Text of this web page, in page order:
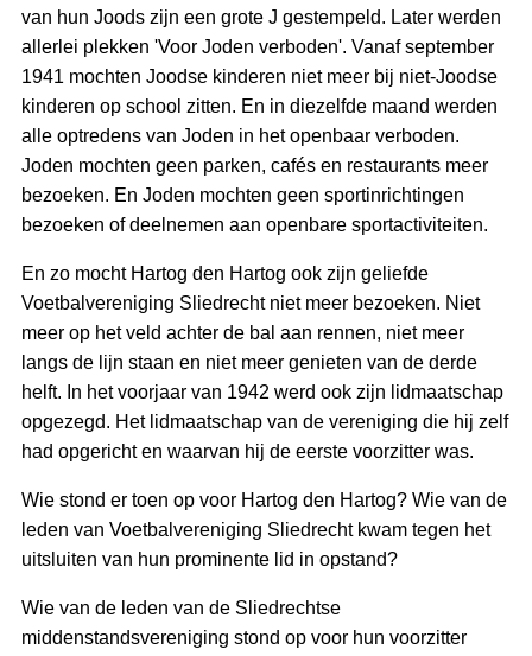
van hun Joods zijn een grote J gestempeld. Later werden
allerlei plekken 'Voor Joden verboden'. Vanaf september
1941 mochten Joodse kinderen niet meer bij niet-Joodse
kinderen op school zitten. En in diezelfde maand werden
alle optredens van Joden in het openbaar verboden.
Joden mochten geen parken, cafés en restaurants meer
bezoeken. En Joden mochten geen sportinrichtingen
bezoeken of deelnemen aan openbare sportactiviteiten.
En zo mocht Hartog den Hartog ook zijn geliefde
Voetbalvereniging Sliedrecht niet meer bezoeken. Niet
meer op het veld achter de bal aan rennen, niet meer
langs de lijn staan en niet meer genieten van de derde
helft. In het voorjaar van 1942 werd ook zijn lidmaatschap
opgezegd. Het lidmaatschap van de vereniging die hij zelf
had opgericht en waarvan hij de eerste voorzitter was.
Wie stond er toen op voor Hartog den Hartog? Wie van de
leden van Voetbalvereniging Sliedrecht kwam tegen het
uitsluiten van hun prominente lid in opstand?
Wie van de leden van de Sliedrechtse
middenstandsvereniging stond op voor hun voorzitter